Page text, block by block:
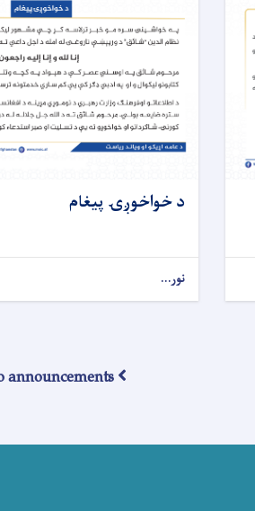
د خواخوږۍ پيغام
نور...
announcements